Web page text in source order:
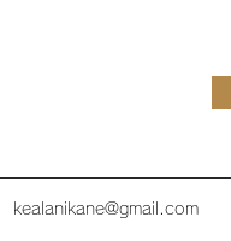
kealanikane@gmail.com